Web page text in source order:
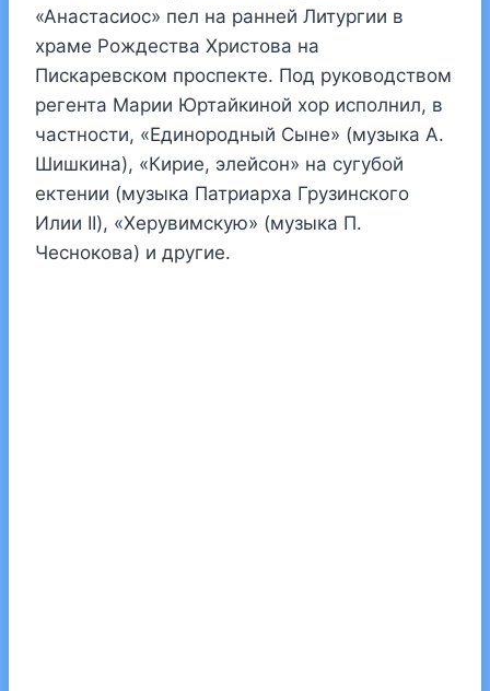
«Анастасиос» пел на ранней Литургии в
храме Рождества Христова на
Пискаревском проспекте. Под руководством
регента Марии Юртайкиной хор исполнил, в
частности, «Единородный Сыне» (музыка А.
Шишкина), «Кирие, элейсон» на сугубой
ектении (музыка Патриарха Грузинского
Илии II), «Херувимскую» (музыка П.
Чеснокова) и другие.